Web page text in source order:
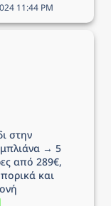
11:44 PM
Λιουμπλιάνα
στην
→ 5
από 289€,
και